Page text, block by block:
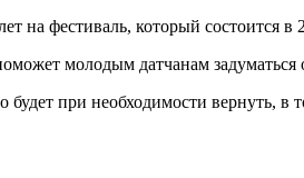
на фестиваль, который состоится
молодым датчанам
при необходимости вернуть, в